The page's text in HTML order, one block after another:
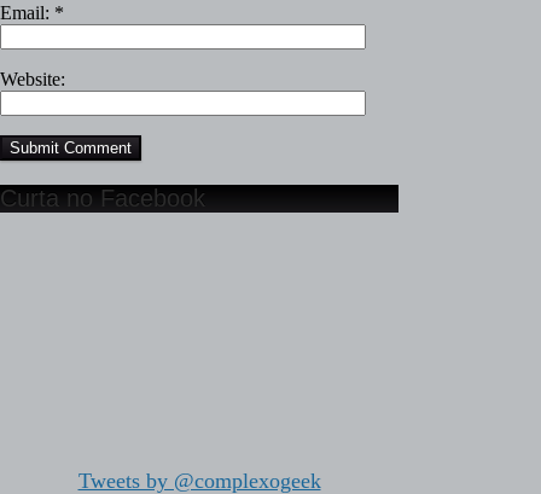
Email: *
Website:
Curta no Facebook
Tweets by @complexogeek